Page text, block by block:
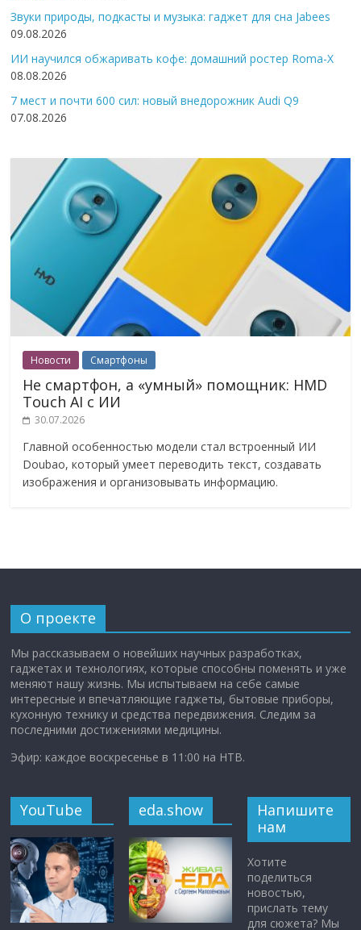
Звуки природы, подкасты и музыка: гаджет для сна Jabees
09.08.2026
ИИ научился обжаривать кофе: домашний ростер Roma-X
08.08.2026
7 мест и почти 600 сил: новый внедорожник Audi Q9
07.08.2026
Новости Смартфоны
Не смартфон, а «умный» помощник: HMD
Touch AI с ИИ
30.07.2026
Главной особенностью модели стал встроенный ИИ
Doubao, который умеет переводить текст, создавать
изображения и организовывать информацию.
О проекте
Мы рассказываем о новейших научных разработках,
гаджетах и технологиях, которые способны поменять и уже
меняют нашу жизнь. Мы испытываем на себе самые
интересные и впечатляющие гаджеты, бытовые приборы,
кухонную технику и средства передвижения. Следим за
последними достижениями медицины.
Эфир: каждое воскресенье в 11:00 на НТВ.
YouTube eda.show
Напишите
нам
Хотите
поделиться
новостью,
прислать тему
для сюжета? Мы